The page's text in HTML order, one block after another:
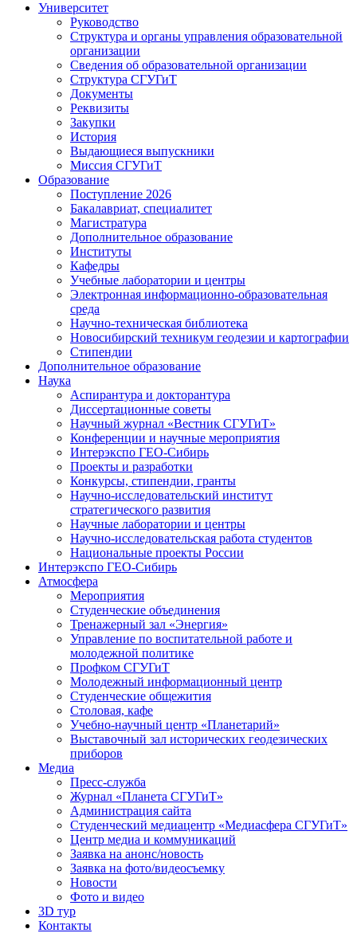
Университет
Руководство
Структура и органы управления образовательной
организации
Сведения об образовательной организации
Структура СГУГиТ
Документы
Реквизиты
Закупки
История
Выдающиеся выпускники
Миссия СГУГиТ
Образование
Поступление 2026
Бакалавриат, специалитет
Магистратура
Дополнительное образование
Институты
Кафедры
Учебные лаборатории и центры
Электронная информационно-образовательная
среда
Научно-техническая библиотека
Новосибирский техникум геодезии и картографии
Стипендии
Дополнительное образование
Наука
Аспирантура и докторантура
Диссертационные советы
Научный журнал «Вестник СГУГиТ»
Конференции и научные мероприятия
Интерэкспо ГЕО-Сибирь
Проекты и разработки
Конкурсы, стипендии, гранты
Научно-исследовательский институт
стратегического развития
Научные лаборатории и центры
Научно-исследовательская работа студентов
Национальные проекты России
Интерэкспо ГЕО-Сибирь
Атмосфера
Мероприятия
Студенческие объединения
Тренажерный зал «Энергия»
Управление по воспитательной работе и
молодежной политике
Профком СГУГиТ
Молодежный информационный центр
Студенческие общежития
Столовая, кафе
Учебно-научный центр «Планетарий»
Выставочный зал исторических геодезических
приборов
Медиа
Пресс-служба
Журнал «Планета СГУГиТ»
Администрация сайта
Студенческий медиацентр «Медиасфера СГУГиТ»
Центр медиа и коммуникаций
Заявка на анонс/новость
Заявка на фото/видеосъемку
Новости
Фото и видео
3D тур
Контакты